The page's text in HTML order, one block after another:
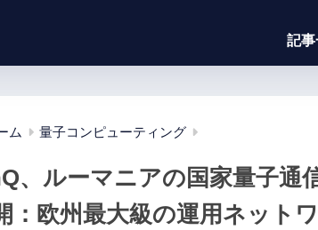
記
ム 量子コンピューティング
、ルーマニアの国家量子通
：欧州最大級の運用ネット